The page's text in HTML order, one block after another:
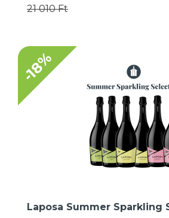
21 010 Ft
-18%
Laposa Summer Sparkling